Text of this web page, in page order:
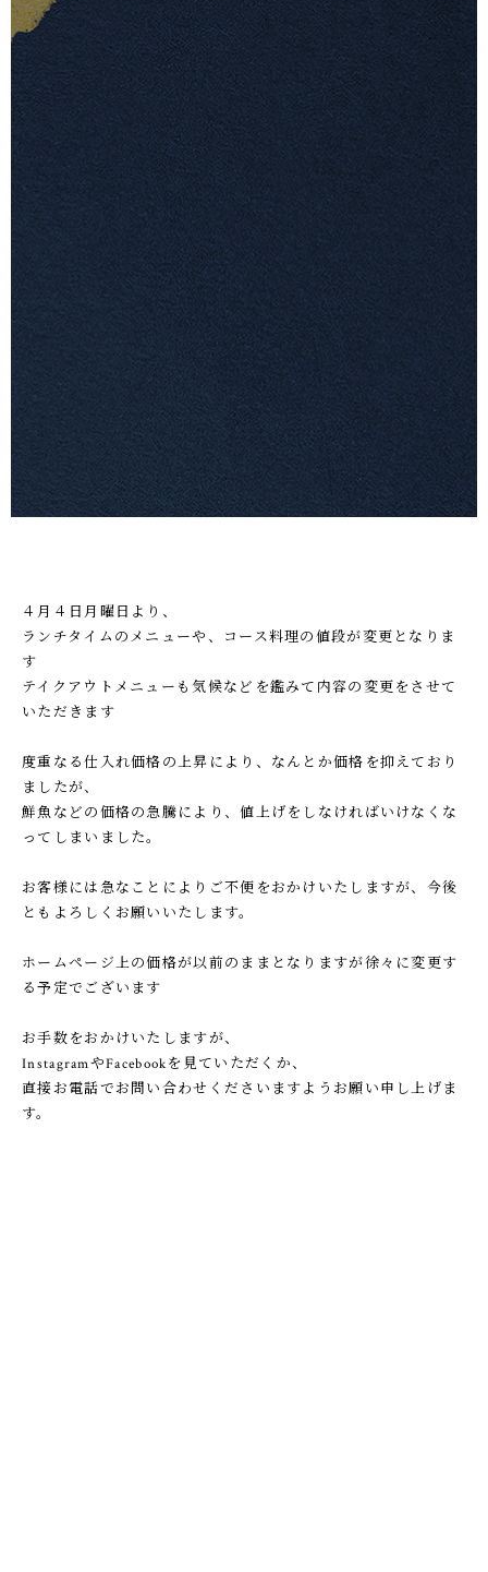
４月４日月曜日より、
ランチタイムのメニューや、コース料理の値段が変更となりま
す
テイクアウトメニューも気候などを鑑みて内容の変更をさせて
いただきます
度重なる仕入れ価格の上昇により、なんとか価格を抑えており
ましたが、
鮮魚などの価格の急騰により、値上げをしなければいけなくな
ってしまいました。
お客様には急なことによりご不便をおかけいたしますが、今後
ともよろしくお願いいたします。
ホームページ上の価格が以前のままとなりますが徐々に変更す
る予定でございます
お手数をおかけいたしますが、
InstagramやFacebookを見ていただくか、
直接お電話でお問い合わせくださいますようお願い申し上げま
す。